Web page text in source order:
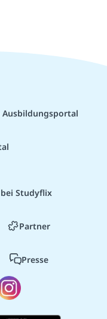
Ausbildungsportal
bei Studyflix
Partner
Presse